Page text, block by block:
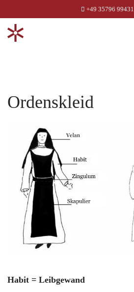
+49 35796 99431
Ordenskleid
Habit = Leibgewand